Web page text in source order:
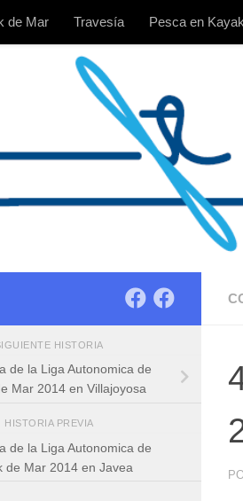
de Mar Travesía Pesca en Kayak
HISTORIA
de la Liga Autonomica de
Mar 2014 en Villajoyosa
HISTORIA PREVIA
de la Liga Autonomica de
de Mar 2014 en Javea